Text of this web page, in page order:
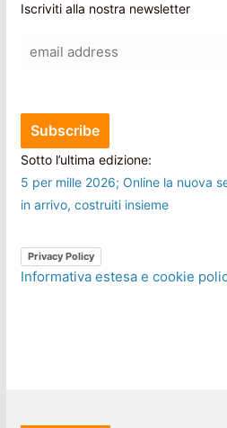
Iscriviti alla nostra newsletter
Sotto l’ultima edizione:
5 per mille 2026; Online la nuova
in arrivo, costruiti insieme
Privacy Policy
Informativa estesa e cookie